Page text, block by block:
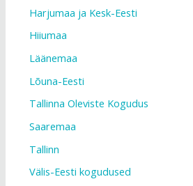
Harjumaa ja Kesk-Eesti
Hiiumaa
Läänemaa
Lõuna-Eesti
Tallinna Oleviste Kogudus
Saaremaa
Tallinn
Välis-Eesti kogudused